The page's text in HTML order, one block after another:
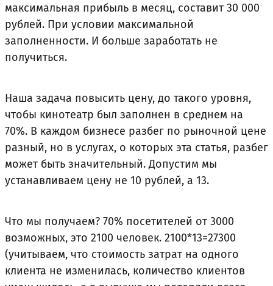
максимальная прибыль в месяц, составит 30 000
рублей. При условии максимальной
заполненности. И больше заработать не
получиться.
Наша задача повысить цену, до такого уровня,
чтобы кинотеатр был заполнен в среднем на
70%. В каждом бизнесе разбег по рыночной цене
разный, но в услугах, о которых эта статья, разбег
может быть значительный. Допустим мы
устанавливаем цену не 10 рублей, а 13.
Что мы получаем? 70% посетителей от 3000
возможных, это 2100 человек. 2100*13=27300
(учитываем, что стоимость затрат на одного
клиента не изменилась, количество клиентов